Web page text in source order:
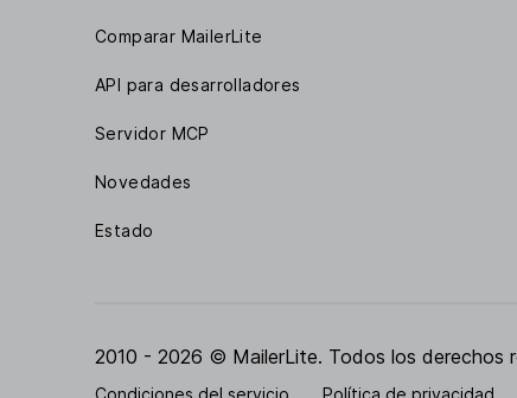
Comparar MailerLite
API para desarrolladores
Servidor MCP
Novedades
Estado
2010 - 2026 © MailerLite. Todos los derechos